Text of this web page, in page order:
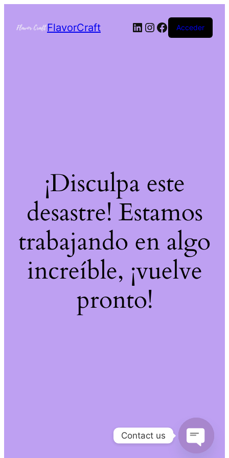
FlavorCraft Acceder
¡Disculpa este
desastre! Estamos
trabajando en algo
increíble, ¡vuelve
pronto!
Contact us